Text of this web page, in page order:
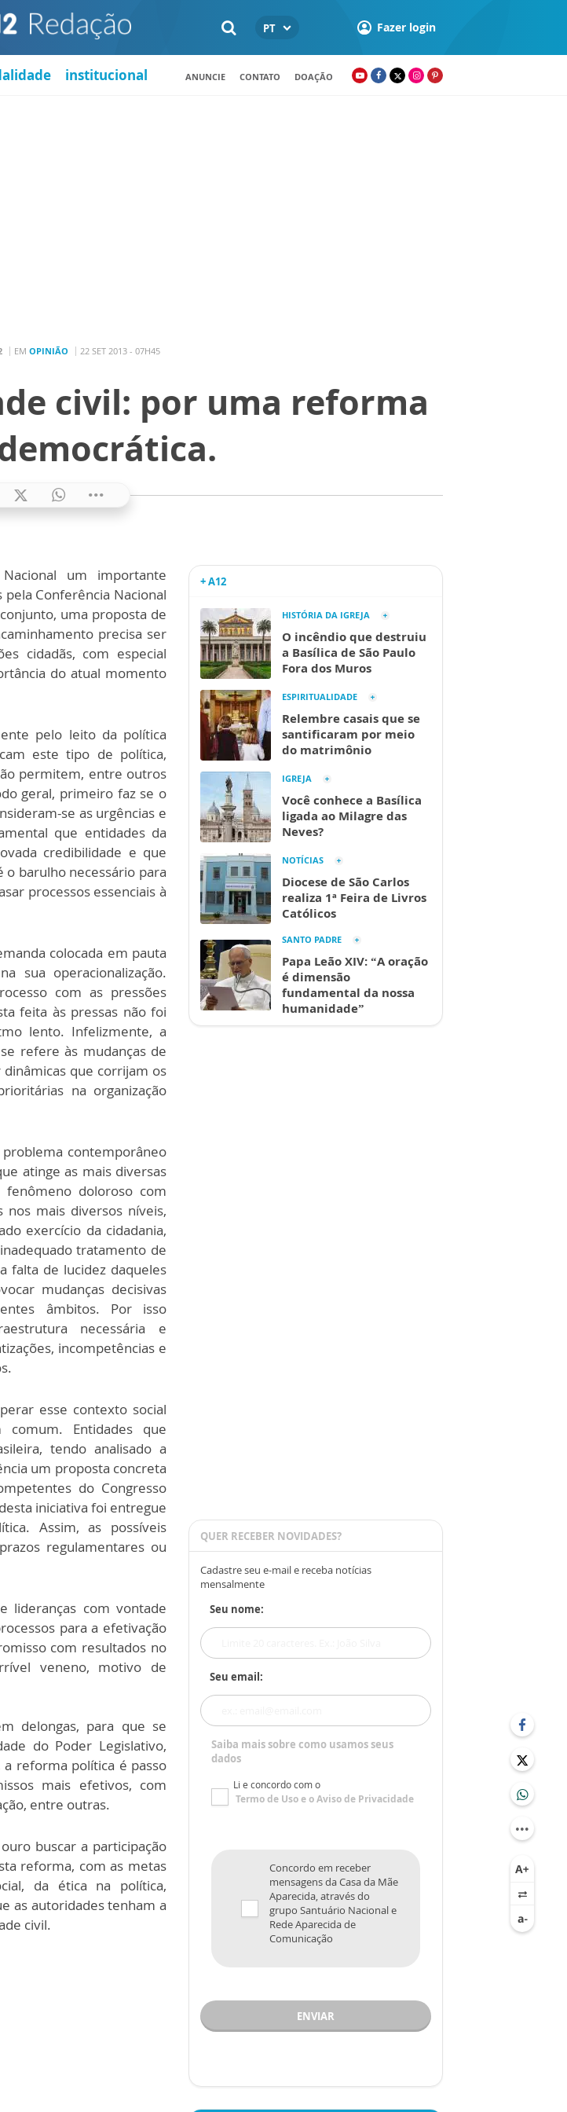
PT Fazer login
institucional ANUNCIE CONTATO DOAÇÃO
EM OPINIÃO 22 SET 2013 - 07H45
civil: por uma reforma
um importante
Conferência Nacional
uma proposta de
precisa ser
cidadãs, com especial
do atual momento
pelo leito da política
este tipo de política,
permitem, entre outros
geral, primeiro faz se o
se as urgências e
que entidades da
credibilidade e que
barulho necessário para
processos essenciais à
colocada em pauta
sua operacionalização.
com as pressões
feita às pressas não foi
lento. Infelizmente, a
refere às mudanças de
que corrijam os
na organização
contemporâneo
atinge as mais diversas
fenômeno doloroso com
nos mais diversos níveis,
exercício da cidadania,
tratamento de
falta de lucidez daqueles
mudanças decisivas
âmbitos. Por isso
necessária e
incompetências e
esse contexto social
Entidades que
tendo analisado a
um proposta concreta
do Congresso
iniciativa foi entregue
Assim, as possíveis
regulamentares ou
lideranças com vontade
para a efetivação
com resultados no
veneno, motivo de
delongas, para que se
do Poder Legislativo,
a reforma política é passo
mais efetivos, com
entre outras.
buscar a participação
reforma, com as metas
da ética na política,
as autoridades tenham a
civil.
+ A12
HISTÓRIA DA IGREJA
O incêndio que destruiu
a Basílica de São Paulo
Fora dos Muros
ESPIRITUALIDADE
Relembre casais que se
santificaram por meio
do matrimônio
IGREJA
Você conhece a Basílica
ligada ao Milagre das
Neves?
NOTÍCIAS
Diocese de São Carlos
realiza 1ª Feira de Livros
Católicos
SANTO PADRE
Papa Leão XIV: “A oração
é dimensão
fundamental da nossa
humanidade”
QUER RECEBER NOVIDADES?
Cadastre seu e-mail e receba notícias
mensalmente
Seu nome:
Seu email:
Saiba mais sobre como usamos seus
dados
Li e concordo com o
Termo de Usoe oAviso de Privacidade
Concordo em receber
mensagens da Casa da Mãe
Aparecida, através do
grupo Santuário Nacional e
Rede Aparecida de
Comunicação
ENVIAR